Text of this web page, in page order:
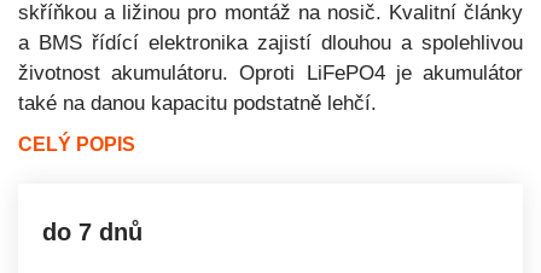
skříňkou a ližinou pro montáž na nosič. Kvalitní články
a BMS řídící elektronika zajistí dlouhou a spolehlivou
životnost akumulátoru. Oproti LiFePO4 je akumulátor
také na danou kapacitu podstatně lehčí.
CELÝ POPIS
do 7 dnů